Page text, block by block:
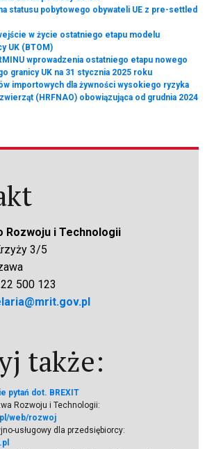
statusu pobytowego obywateli UE z pre-settled
w życie ostatniego etapu modelu
UK (BTOM)
wprowadzenia ostatniego etapu nowego
granicy UK na 31 stycznia 2025 roku
importowych dla żywności wysokiego ryzyka
(HRFNAO) obowiązująca od grudnia 2024
Rozwoju i Technologii
3/5
500 123
także:
pytań dot. BREXIT
Rozwoju i Technologii:
web/rozwoj
usługowy dla przedsiębiorcy: